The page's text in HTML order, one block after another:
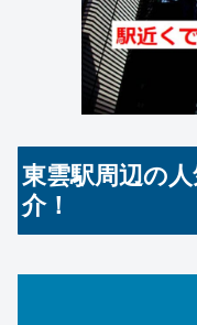
東雲駅周辺の
介！